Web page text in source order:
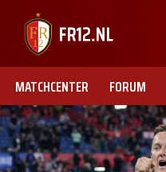
MATCHCENTER FORUM